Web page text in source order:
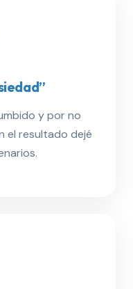
y por no
el resultado dejé